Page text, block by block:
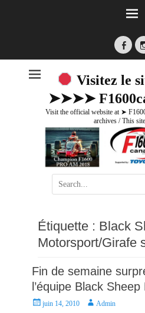
Visitez le
➤➤➤➤
Visit the official website at ➤
archives / This
Search
for:
Étiquette : Black
Motorsport/Girafe
Fin de semaine
l’équipe Black
P
juin 14, 2010
A
Admin